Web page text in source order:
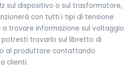
sul dispositivo o sul trasformatore,
con tutti i tipi di tensione
a trovare informazione sul voltaggio
trovarlo sul libretto di
al produttore contattando
clienti.